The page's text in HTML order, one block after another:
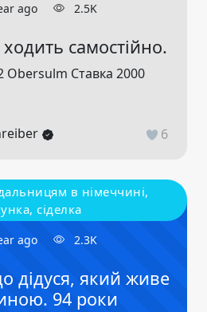
ago 2.5K
ходить самостійно.
Obersulm Ставка 2000
6
ago 2.3K
в німеччині,
сіделка
дідуся, який живе
94 роки